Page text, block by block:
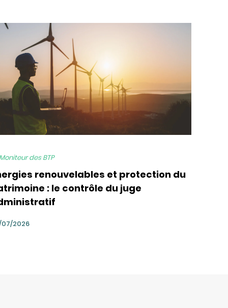
des BTP
renouvelables et protection du
: le contrôle du juge
2026